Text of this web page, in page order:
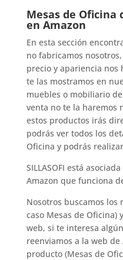
Mesas de Oficina
en Amazon
En esta sección
no fabricamos
precio y apariencia nos
te las mostramos en
muebles o mobiliario
venta no te la haremos
estos productos irás
podrás ver todos los
Oficina y podrás
SILLASOFI está
Amazon que funciona
Nosotros buscamos los
caso Mesas de Oficina)
web, si te interesa
reenviamos a la web
producto (Mesas de